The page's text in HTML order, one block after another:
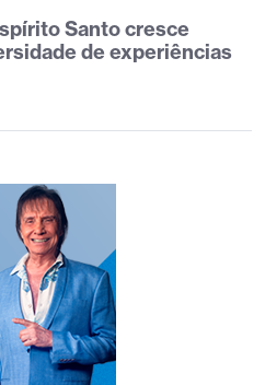
Santo cresce
de experiências